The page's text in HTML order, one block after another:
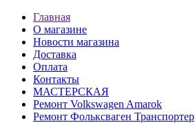
Главная
О магазине
Новости магазина
Доставка
Оплата
Контакты
МАСТЕРСКАЯ
Ремонт Volkswagen Amarok
Ремонт Фольксваген Транспортер